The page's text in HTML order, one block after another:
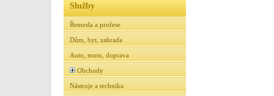
Služby
Řemesla a profese
Dům, byt, zahrada
Auto, moto, doprava
Obchody
Nástroje a technika